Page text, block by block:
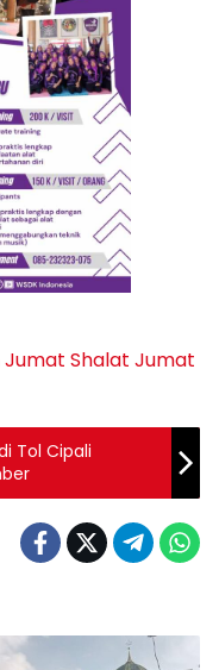
Jumat Shalat Jumat
Tol Cipali